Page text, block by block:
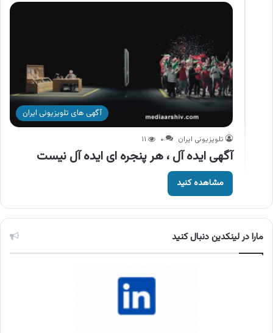
آگهی های تلویزیونی ایران
تلویزیونی ایران ۰ ۱۱
آگهی ایده آل ، هر پنجره ای ایده آل نیست
مشاهده کنید
مارا در لینکدین دنبال کنید